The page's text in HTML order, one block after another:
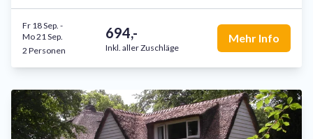
694,-
Inkl. aller Zuschläge
Fr 18 Sep. -
Mo 21 Sep.
2 Personen
Mehr Info